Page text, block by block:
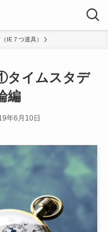
IE７つ道具）
タイムスタデ
編
年6月10日